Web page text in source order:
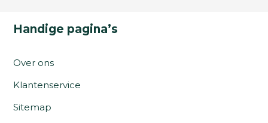
Handige pagina’s
Over ons
Klantenservice
Sitemap